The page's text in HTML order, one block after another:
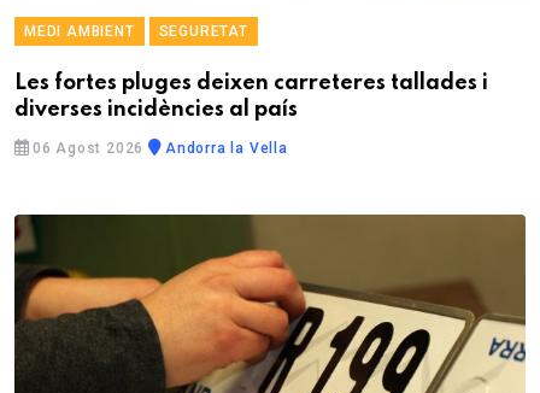
MEDI AMBIENT SEGURETAT
Les fortes pluges deixen carreteres tallades i
diverses incidències al país
06 Agost 2026 Andorra la Vella